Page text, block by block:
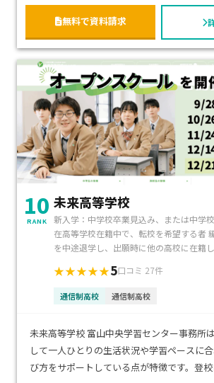
不登校生徒へのサポートもしっかりしている
99%で、全国の通信制高校の中でもトップク
無料で資料請求
10
RANK
未来高等学校
新入学：中学校卒業見込み、または中学
在高等学校在籍中で、転校を希望する者
を中途退学し、出願時に他の高校に在籍
★★★★★5口コミ 27件
通信制高校 通信制高校
未来高等学校 富山中央学習センター事務所
して一人ひとりの生活状況や学習ペースに
び方をサポートしている点が特徴です。登